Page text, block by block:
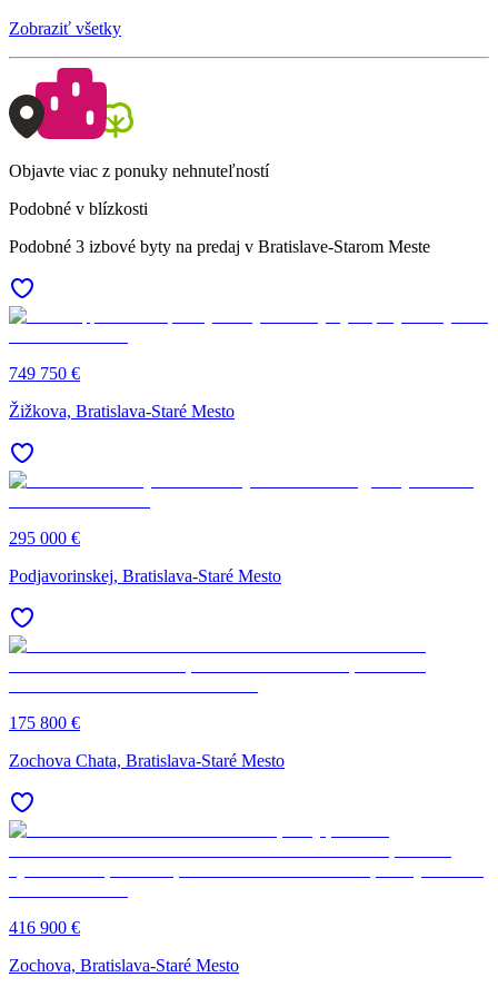
Zobraziť všetky
Objavte viac z ponuky nehnuteľností
Podobné v blízkosti
Podobné 3 izbové byty na predaj v Bratislave-Starom Meste
749 750 €
Žižkova, Bratislava-Staré Mesto
295 000 €
Podjavorinskej, Bratislava-Staré Mesto
175 800 €
Zochova Chata, Bratislava-Staré Mesto
416 900 €
Zochova, Bratislava-Staré Mesto